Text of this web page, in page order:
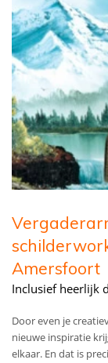
Amersfoort
Inclusief heerlijk
Door even je
nieuwe inspiratie
elkaar. En dat is